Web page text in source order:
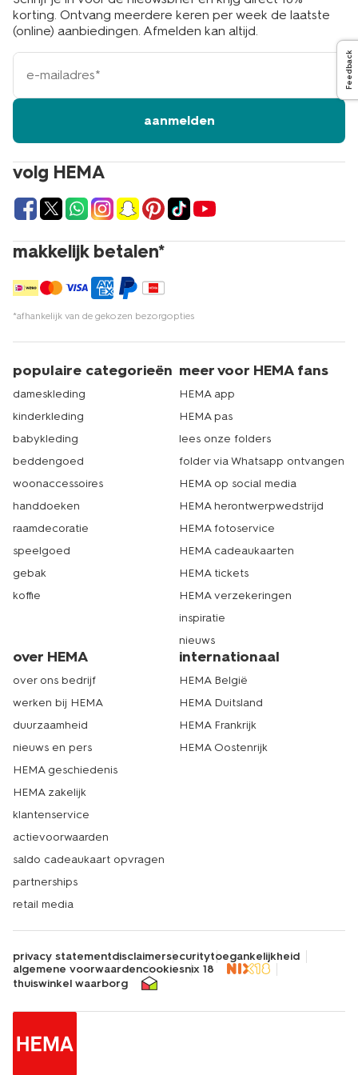
volg HEMA
makkelijk betalen*
*afhankelijk van de gekozen bezorgopties
korting. Ontvang meerdere keren per week de laatste
(online) aanbiedingen. Afmelden kan altijd.
e-
mailadres
aanmelden
populaire categorieën
dameskleding
kinderkleding
babykleding
beddengoed
woonaccessoires
handdoeken
raamdecoratie
speelgoed
gebak
koffie
meer voor HEMA fans
HEMA app
HEMA pas
lees onze folders
folder via Whatsapp ontvangen
HEMA op social media
HEMA herontwerpwedstrijd
HEMA fotoservice
HEMA cadeaukaarten
HEMA tickets
HEMA verzekeringen
inspiratie
nieuws
over HEMA
over ons bedrijf
werken bij HEMA
duurzaamheid
nieuws en pers
HEMA geschiedenis
HEMA zakelijk
klantenservice
actievoorwaarden
saldo cadeaukaart opvragen
partnerships
retail media
internationaal
HEMA België
HEMA Duitsland
HEMA Frankrijk
HEMA Oostenrijk
privacy statementdisclaimersecuritytoegankelijkheid
algemene voorwaardencookiesnix 18
thuiswinkel waarborg
Feedback